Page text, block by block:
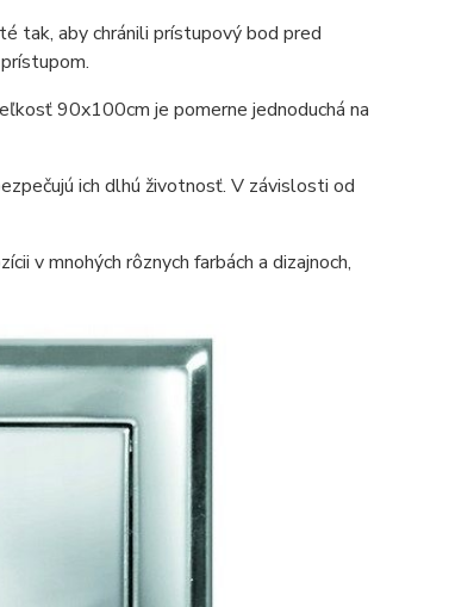
tak, aby chránili prístupový bod pred
90x100cm je pomerne jednoduchá na
ich dlhú životnosť. V závislosti od
v mnohých rôznych farbách a dizajnoch,